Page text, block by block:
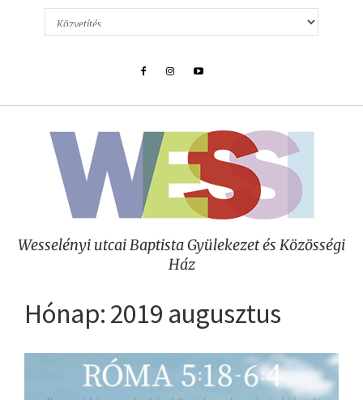
Wesselényi utcai Baptista Gyülekezet és Közösségi
Ház
Hónap:2019 augusztus